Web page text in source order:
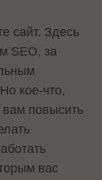
сайт. Здесь
SEO, за
кое-что,
вам повысить
вас